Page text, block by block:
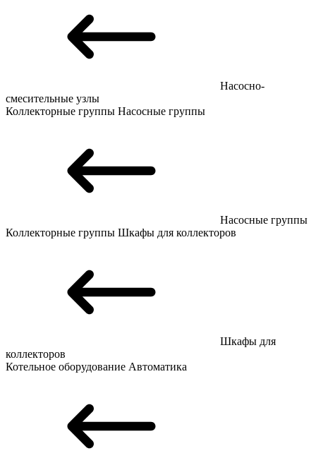
Насосно-
смесительные узлы
Коллекторные группы Насосные группы
Насосные группы
Коллекторные группы Шкафы для коллекторов
Шкафы для
коллекторов
Котельное оборудование Автоматика